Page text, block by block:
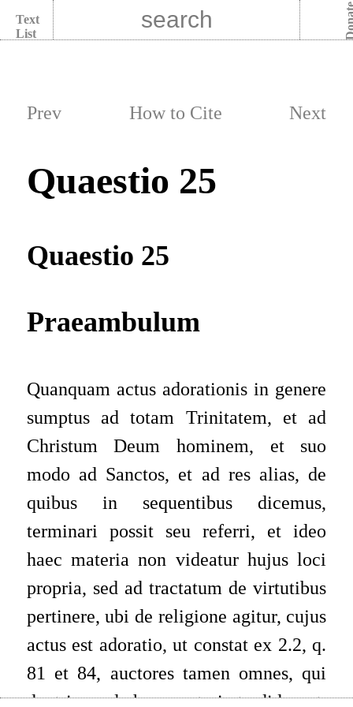
Text
List
Prev How to Cite Next
Quaestio 25
Quaestio 25
Praeambulum
Quanquam actus adorationis in genere
sumptus ad totam Trinitatem, et ad
Christum Deum hominem, et suo
modo ad Sanctos, et ad res alias, de
quibus in sequentibus dicemus,
terminari possit seu referri, et ideo
haec materia non videatur hujus loci
propria, sed ad tractatum de virtutibus
pertinere, ubi de religione agitur, cujus
actus est adoratio, ut constat ex 2.2, q.
81 et 84, auctores tamen omnes, qui
doctrinam de hoc mysterio tradiderunt,